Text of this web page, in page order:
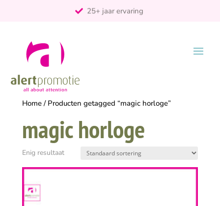
25+ jaar ervaring
Home/ Producten getagged “magic horloge”
magic horloge
Enig resultaat